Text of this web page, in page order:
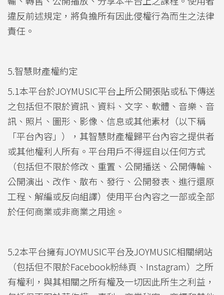
違反前述規定，將負擔所有因此侵權行為而生之法律
責任。
5.智慧財產權約定
5.1本平台於JOYMUSIC平台上所公開張貼或私下傳送
之包括但不限於資訊、資料、文字、軟體、音樂、音
訊、照片、圖形、影像、信息或其他素材（以下稱
「平台內容」），其智慧財產權歸平台內容之提供者
或其他權利人所有。平台用戶不得逕自以任何方式
（包括但不限於修改、重置、公開播送、公開傳輸、
公開演出、改作、散布、發行、公開發表、進行還原
工程、解編或反向組譯）使用平台內容之一部或全部
於任何商業或非商業之用途。
5.2本平台擁有JOYMUSIC平台及JOYMUSIC相關網站
（包括但不限於Facebook粉絲頁、Instagram）之所
有權利，與其相關之所有權及一切因此所生之利益，